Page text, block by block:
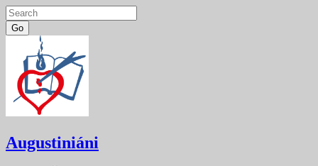
Go
content
Augustiniáni